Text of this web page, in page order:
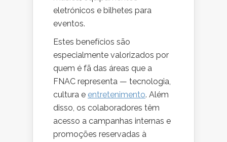
eletrónicos e bilhetes para
eventos.
Estes benefícios são
especialmente valorizados por
quem é fã das áreas que a
FNAC representa — tecnologia,
cultura e entretenimento. Além
disso, os colaboradores têm
acesso a campanhas internas e
promoções reservadas à